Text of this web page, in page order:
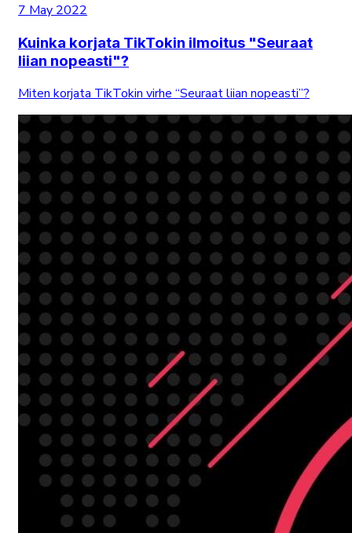
7 May 2022
Kuinka korjata TikTokin ilmoitus "Seuraat
liian nopeasti"?
Miten korjata TikTokin virhe “Seuraat liian nopeasti”?